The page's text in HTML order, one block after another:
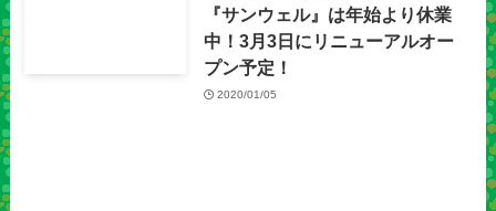
『サンウェル』は年始より休業
中！3月3日にリニューアルオー
プン予定！
2020/01/05